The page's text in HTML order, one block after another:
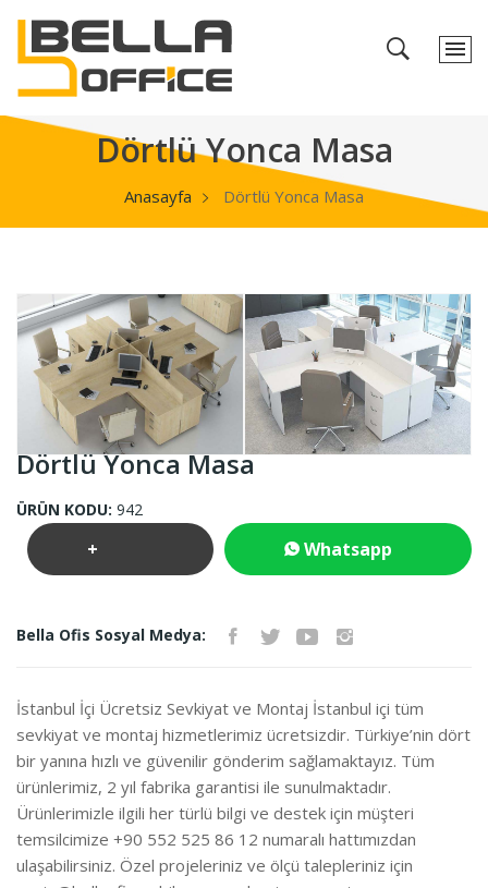
Dörtlü Yonca Masa
Anasayfa Dörtlü Yonca Masa
Dörtlü Yonca Masa
ÜRÜN KODU: 942
+ Whatsapp
Bella Ofis Sosyal Medya:
İstanbul İçi Ücretsiz Sevkiyat ve Montaj İstanbul içi tüm
sevkiyat ve montaj hizmetlerimiz ücretsizdir. Türkiye’nin dört
bir yanına hızlı ve güvenilir gönderim sağlamaktayız. Tüm
ürünlerimiz, 2 yıl fabrika garantisi ile sunulmaktadır.
Ürünlerimizle ilgili her türlü bilgi ve destek için müşteri
temsilcimize +90 552 525 86 12 numaralı hattımızdan
ulaşabilirsiniz. Özel projeleriniz ve ölçü talepleriniz için